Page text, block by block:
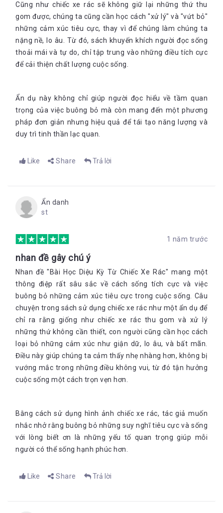
Cũng như chiếc xe rác sẽ không giữ lại những thứ thu
gom được, chúng ta cũng cần học cách "xử lý" và "vứt bỏ"
những cảm xúc tiêu cực, thay vì để chúng làm chúng ta
nặng nề, lo âu. Từ đó, sách khuyến khích người đọc sống
thoải mái và tự do, chỉ tập trung vào những điều tích cực
để cải thiện chất lượng cuộc sống.
Ẩn dụ này không chỉ giúp người đọc hiểu về tầm quan
trọng của việc buông bỏ mà còn mang đến một phương
pháp đơn giản nhưng hiệu quả để tái tạo năng lượng và
duy trì tinh thần lạc quan.
Like Share Trả lời
Ẩn danh
st
1 năm trước
nhan đề gây chú ý
Nhan đề "Bài Học Diệu Kỳ Từ Chiếc Xe Rác" mang một
thông điệp rất sâu sắc về cách sống tích cực và việc
buông bỏ những cảm xúc tiêu cực trong cuộc sống. Câu
chuyện trong sách sử dụng chiếc xe rác như một ẩn dụ để
chỉ ra rằng giống như chiếc xe rác thu gom và xử lý
những thứ không cần thiết, con người cũng cần học cách
loại bỏ những cảm xúc như giận dữ, lo âu, và bất mãn.
Điều này giúp chúng ta cảm thấy nhẹ nhàng hơn, không bị
vướng mắc trong những điều không vui, từ đó tận hưởng
cuộc sống một cách trọn vẹn hơn.
Bằng cách sử dụng hình ảnh chiếc xe rác, tác giả muốn
nhắc nhở rằng buông bỏ những suy nghĩ tiêu cực và sống
với lòng biết ơn là những yếu tố quan trọng giúp mỗi
người có thể sống hạnh phúc hơn
Like Share Trả lời